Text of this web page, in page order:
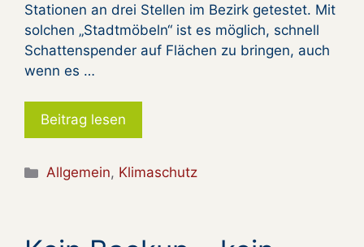
Stationen an drei Stellen im Bezirk getestet. Mit
solchen „Stadtmöbeln“ ist es möglich, schnell
Schattenspender auf Flächen zu bringen, auch
wenn es …
Beitrag lesen
Kategorien
Allgemein, Klimaschutz